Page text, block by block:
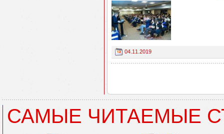
04.11.2019
САМЫЕ ЧИТАЕМЫЕ